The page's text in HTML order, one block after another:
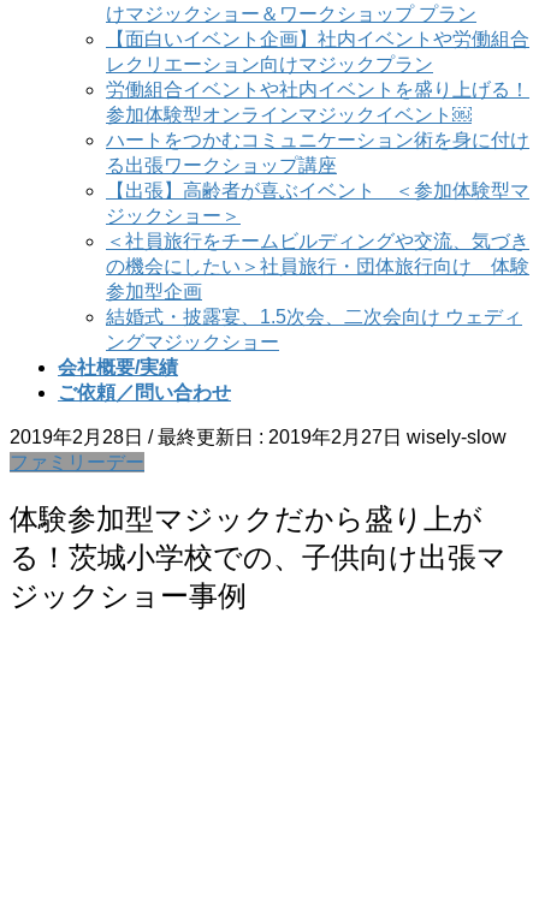
けマジックショー＆ワークショップ プラン
【面白いイベント企画】社内イベントや労働組合
レクリエーション向けマジックプラン
労働組合イベントや社内イベントを盛り上げる！
参加体験型オンラインマジックイベント￼
ハートをつかむコミュニケーション術を身に付け
る出張ワークショップ講座
【出張】高齢者が喜ぶイベント ＜参加体験型マ
ジックショー＞
＜社員旅行をチームビルディングや交流、気づき
の機会にしたい＞社員旅行・団体旅行向け 体験
参加型企画
結婚式・披露宴、1.5次会、二次会向け ウェディ
ングマジックショー
会社概要/実績
ご依頼／問い合わせ
2019年2月28日 / 最終更新日 : 2019年2月27日 wisely-slow
ファミリーデー
体験参加型マジックだから盛り上が
る！茨城小学校での、子供向け出張マ
ジックショー事例